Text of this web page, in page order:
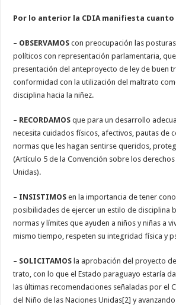
Por lo anterior la CDIA manifiesta cuanto
– OBSERVAMOS con preocupación las
políticos con representación parlamentaria,
presentación del anteproyecto de ley de buen
conformidad con la utilización del maltrato
disciplina hacia la niñez.
– RECORDAMOS que para un desarrollo
necesita cuidados físicos, afectivos, pautas de
normas que les hagan sentirse queridos,
(Artículo 5 de la Convención sobre los
Unidas).
– INSISTIMOS en la importancia de tener
posibilidades de ejercer un estilo de disciplina
normas y límites que ayuden a niños y niñas a
mismo tiempo, respeten su integridad física y
– SOLICITAMOS la aprobación del proyecto
trato, con lo que el Estado paraguayo estaría
las últimas recomendaciones señaladas por el
del Niño de las Naciones Unidas[2] y